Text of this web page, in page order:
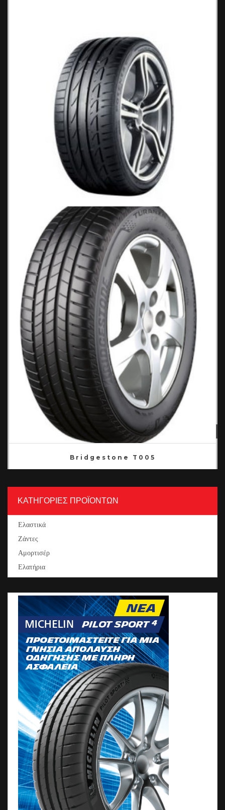
Ελαστικά Αυτοκινήτου
Bridgestone Potenza S001 Ελαστικά
Αυτοκινήτου
Bridgestone T005
ΚΑΤΗΓΟΡΙΕΣ ΠΡΟΪΟΝΤΩΝ
Ελαστικά
Ζάντες
Αμορτισέρ
Ελατήρια